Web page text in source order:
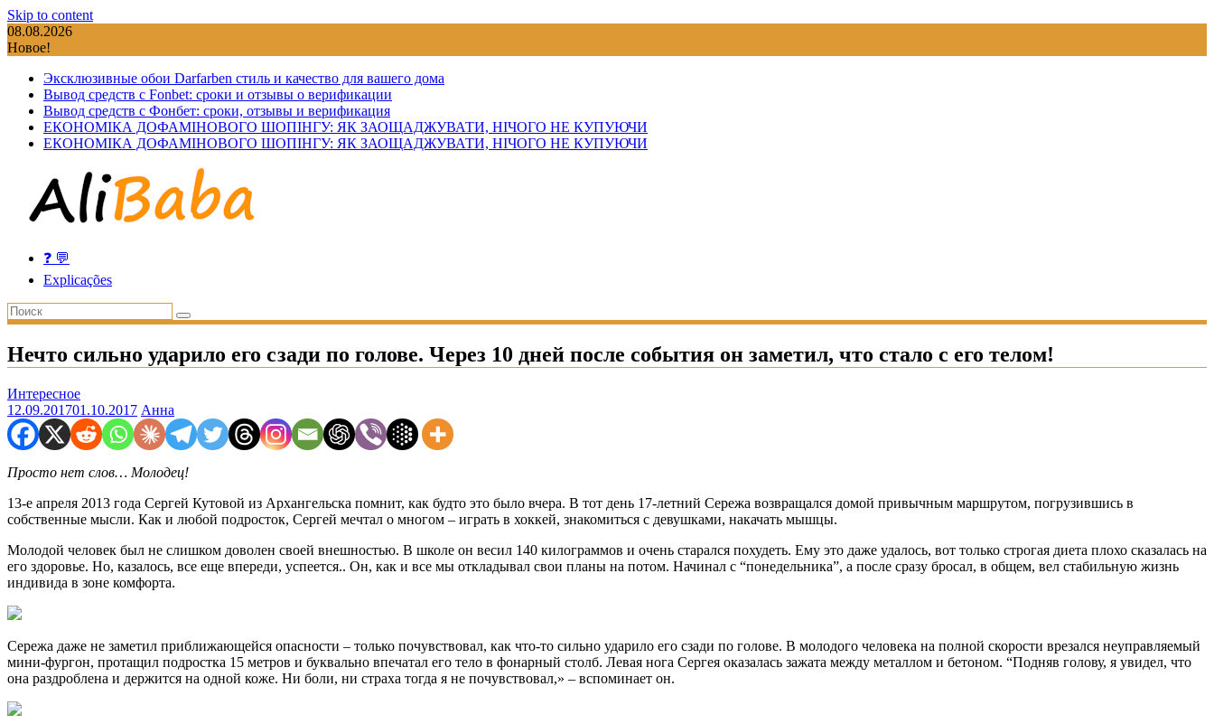
Skip to content
08.08.2026
Новое!
Эксклюзивные обои Darfarben стиль и качество для вашего дома
Вывод средств с Fonbet: сроки и отзывы о верификации
Вывод средств с Фонбет: сроки, отзывы и верификация
ЕКОНОМІКА ДОФАМІНОВОГО ШОПІНГУ: ЯК ЗАОЩАДЖУВАТИ, НІЧОГО НЕ КУПУЮЧИ
ЕКОНОМІКА ДОФАМІНОВОГО ШОПІНГУ: ЯК ЗАОЩАДЖУВАТИ, НІЧОГО НЕ КУПУЮЧИ
❓ 💬
Explicações
Нечто сильно ударило его сзади по голове. Через 10 дней после события он заметил, что стало с его телом!
Интересное
12.09.201701.10.2017 Анна
Просто нет слов… Молодец!
13-е апреля 2013 года Сергей Кутовой из Архангельска помнит, как будто это было вчера. В тот день 17-летний Сережа возвращался домой привычным маршрутом, погрузившись в
собственные мысли. Как и любой подросток, Сергей мечтал о многом – играть в хоккей, знакомиться с девушками, накачать мышцы.
Молодой человек был не слишком доволен своей внешностью. В школе он весил 140 килограммов и очень старался похудеть. Ему это даже удалось, вот только строгая диета плохо сказалась на
его здоровье. Но, казалось, все еще впереди, успеется.. Он, как и все мы откладывал свои планы на потом. Начинал с “понедельника”, а после сразу бросал, в общем, вел стабильную жизнь
индивида в зоне комфорта.
Сережа даже не заметил приближающейся опасности – только почувствовал, как что-то сильно ударило его сзади по голове. В молодого человека на полной скорости врезался неуправляемый
мини-фургон, протащил подростка 15 метров и буквально впечатал его тело в фонарный столб. Левая нога Сергея оказалась зажата между металлом и бетоном. “Подняв голову, я увидел, что
она раздроблена и держится на одной коже. Ни боли, ни страха тогда я не почувствовал,» – вспоминает он.